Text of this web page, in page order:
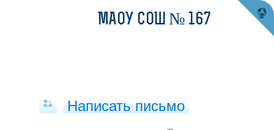
МАОУ СОШ № 167
Написать письмо